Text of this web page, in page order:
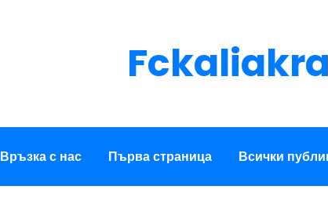
Връзка с нас Първа страница Всички